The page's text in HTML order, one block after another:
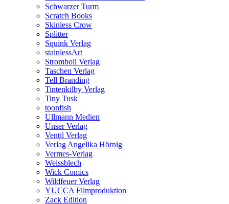
Schwarzer Turm
Scratch Books
Skinless Crow
Splitter
Squink Verlag
stainlessArt
Stromboli Verlag
Taschen Verlag
Tell Branding
Tintenkilby Verlag
Tiny Tusk
toonfish
Ullmann Medien
Unser Verlag
Ventil Verlag
Verlag Angelika Hörnig
Vermes-Verlag
Weissblech
Wick Comics
Wildfeuer Verlag
YUCCA Filmproduktion
Zack Edition